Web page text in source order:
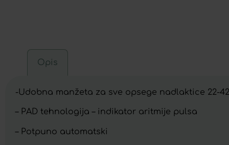
Opis
-Udobna manžeta za sve opsege nadlaktice 22-
– PAD tehnologija – indikator aritmije pulsa
– Potpuno automatski